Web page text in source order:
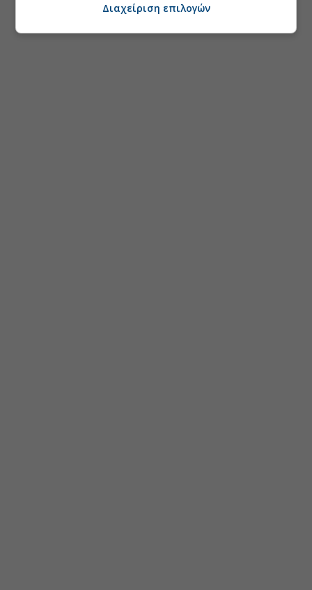
Διαχείριση επιλογών